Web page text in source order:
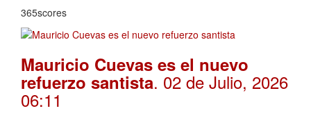
365scores
Mauricio Cuevas es el nuevo
refuerzo santista. 02 de Julio, 2026
06:11